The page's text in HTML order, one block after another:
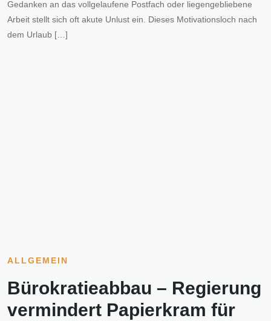
Gedanken an das vollgelaufene Postfach oder liegengebliebene
Arbeit stellt sich oft akute Unlust ein. Dieses Motivationsloch nach
dem Urlaub […]
ALLGEMEIN
Bürokratieabbau – Regierung
vermindert Papierkram für